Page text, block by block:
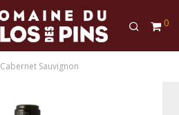
0
Cabernet Sauvignon